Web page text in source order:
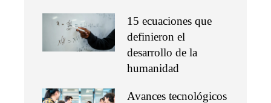
15 ecuaciones que
definieron el
desarrollo de la
humanidad
Avances tecnológicos